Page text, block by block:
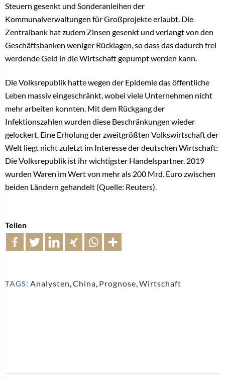
Steuern gesenkt und Sonderanleihen der
Kommunalverwaltungen für Großprojekte erlaubt. Die
Zentralbank hat zudem Zinsen gesenkt und verlangt von den
Geschäftsbanken weniger Rücklagen, so dass das dadurch frei
werdende Geld in die Wirtschaft gepumpt werden kann.
Die Volksrepublik hatte wegen der Epidemie das öffentliche
Leben massiv eingeschränkt, wobei viele Unternehmen nicht
mehr arbeiten konnten. Mit dem Rückgang der
Infektionszahlen wurden diese Beschränkungen wieder
gelockert. Eine Erholung der zweitgrößten Volkswirtschaft der
Welt liegt nicht zuletzt im Interesse der deutschen Wirtschaft:
Die Volksrepublik ist ihr wichtigster Handelspartner. 2019
wurden Waren im Wert von mehr als 200 Mrd. Euro zwischen
beiden Ländern gehandelt (Quelle: Reuters).
Teilen
TAGS: Analysten,China, Prognose,Wirtschaft